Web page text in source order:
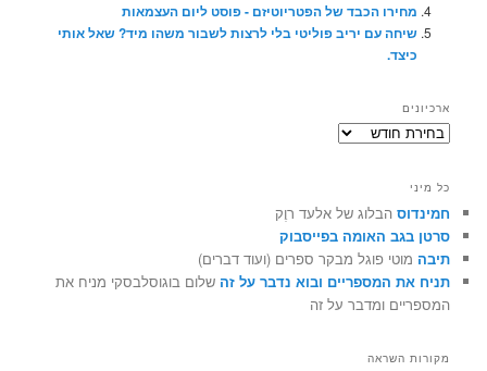
מחירו הכבד של הפטריוטיזם - פוסט ליום העצמאות
שיחה עם יריב פוליטי בלי לרצות לשבור משהו מיד? שאל אותי
כיצד.
ארכיונים
ארכיונים
כל מיני
חמינדוס הבלוג של אלעד רוֶק
סרטן בגב האומה בפייסבוק
תיבה מוטי פוגל מבקר ספרים (ועוד דברים)
תניח את המספריים ובוא נדבר על זה שלום בוגוסלבסקי מניח את
המספריים ומדבר על זה
מקורות השראה